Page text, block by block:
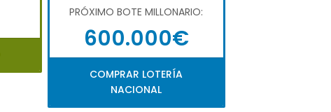
PRÓXIMO BOTE MILLONARIO:
600.000€
COMPRAR LOTERÍA
NACIONAL